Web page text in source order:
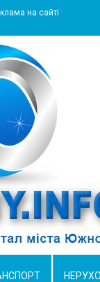
на сайті
города Южный